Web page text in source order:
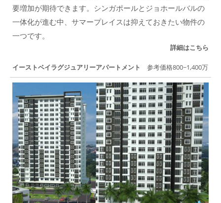
要増加が期待できます。シンガポールとジョホールバルの
一体化が進む中、サマープレイスは抑えておきたい物件の
一つです。
詳細はこちら
イーストベイラグジュアリーアパートメント 参考価格800~1,400万